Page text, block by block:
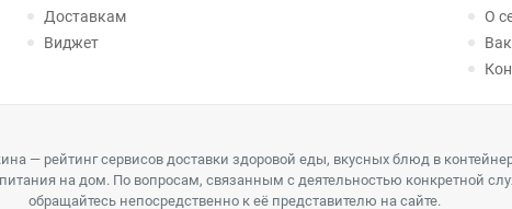
Доставкам
Виджет
О
— рейтинг сервисов доставки здоровой еды, вкусных блюд в
на дом. По вопросам, связанным с деятельностью конкретной
обращайтесь непосредственно к её представителю на сайте.